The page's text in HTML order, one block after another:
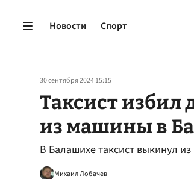
Новости Спорт
30 сентября 2024 15:15
Таксист избил
из машины в
В Балашихе таксист выкинул
Михаил Лобачев